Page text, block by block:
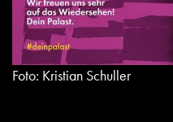
Foto: Kristian Schuller